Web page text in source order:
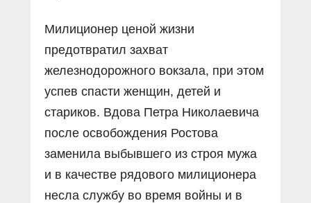
Милиционер ценой жизни
предотвратил захват
железнодорожного вокзала, при этом
успев спасти женщин, детей и
стариков. Вдова Петра Николаевича
после освобождения Ростова
заменила выбывшего из строя мужа
и в качестве рядового милиционера
несла службу во время войны и в